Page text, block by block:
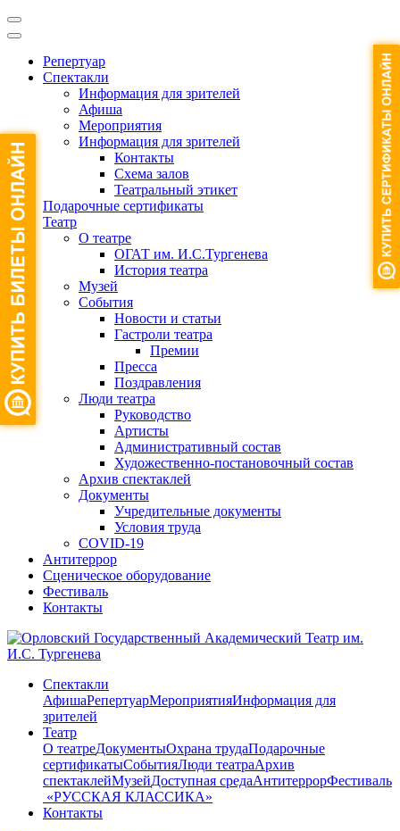
Репертуар
Спектакли
Информация для зрителей
Афиша
Мероприятия
Информация для зрителей
Контакты
Схема залов
Театральный этикет
Подарочные сертификаты
Театр
О театре
ОГАТ им. И.С.Тургенева
История театра
Музей
События
Новости и статьи
Гастроли театра
Премии
Пресса
Поздравления
Люди театра
Руководство
Артисты
Административный состав
Художественно-постановочный состав
Архив спектаклей
Документы
Учредительные документы
Условия труда
COVID-19
Антитеррор
Сценическое оборудование
Фестиваль
Контакты
Спектакли
АфишаРепертуарМероприятияИнформация для
зрителей
Театр
О театреДокументыОхрана трудаПодарочные
сертификатыСобытияЛюди театраАрхив
спектаклейМузейДоступная средаАнтитеррорФестиваль
​ «РУССКАЯ КЛАССИКА»
Контакты